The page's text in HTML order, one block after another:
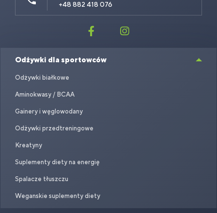
+48 882 418 076
Odżywki dla sportowców
Odżywki białkowe
Aminokwasy / BCAA
Gainery i węglowodany
Odżywki przedtreningowe
Kreatyny
Suplementy diety na energię
Spalacze tłuszczu
Weganskie suplementy diety